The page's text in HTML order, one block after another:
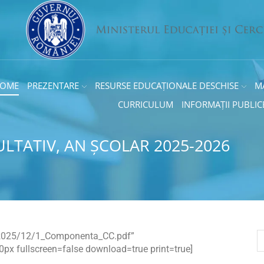
PREZENTARE RESURSE EDUCAȚIONALE DESCHISE
CURRICULUM
INFORMAȚII
AN ȘCOLAR 2025-2026
12/1_Componenta_CC.pdf”
fullscreen=false download=true print=true]